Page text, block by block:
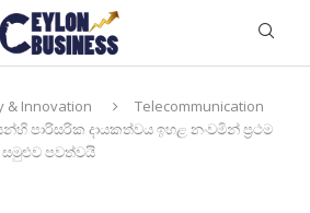
& Innovation
Telecommunication
පාරිසරික දායකත්වය ඉහළ නංවමින් ප්‍රථම
පවත්වයි